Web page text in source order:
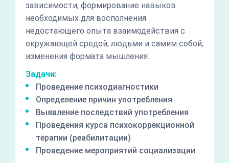
зависимости, формирование навыков
необходимых для восполнения
недостающего опыта взаимодействия с
окружающей средой, людьми и самим собой,
изменения формата мышления.
Задачи:
Проведение психодиагностики
Определение причин употребления
Выявление последствий употребления
Проведения курса психокоррекционной
терапии (реабилитации)
Проведение мероприятий социализации